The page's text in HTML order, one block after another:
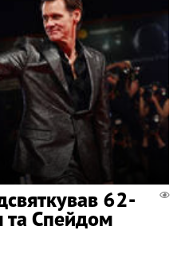
62-
та Спейдом